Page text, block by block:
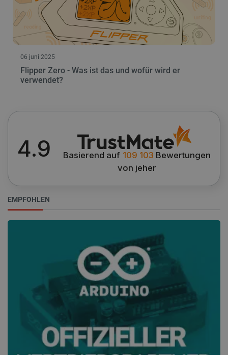
4.9 Basierend auf 109 103 Bewertungen
von jeher
EMPFOHLEN
06 juni 2025
Flipper Zero - Was ist das und wofür wird er
verwendet?